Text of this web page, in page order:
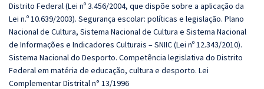
Distrito Federal (Lei nº 3.456/2004, que dispõe sobre a aplicação da
Lei n.º 10.639/2003). Segurança escolar: políticas e legislação. Plano
Nacional de Cultura, Sistema Nacional de Cultura e Sistema Nacional
de Informações e Indicadores Culturais – SNIIC (Lei nº 12.343/2010).
Sistema Nacional do Desporto. Competência legislativa do Distrito
Federal em matéria de educação, cultura e desporto. Lei
Complementar Distrital n° 13/1996